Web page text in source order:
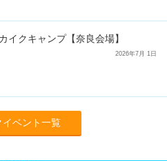
イクキャンプ【奈良会場】
2026年7月 1日
イベント一覧